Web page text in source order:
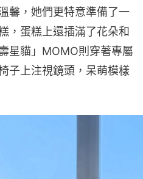
馨，她們更特意準備了一
，蛋糕上還插滿了花朵和
星貓」MOMO則穿著專屬
子上注視鏡頭，呆萌模樣